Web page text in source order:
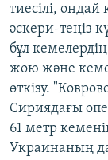
тиесілі,
әскери-теңіз
бұл
жою және
өткізу.
Сириядағы
61 метр
Украинаның